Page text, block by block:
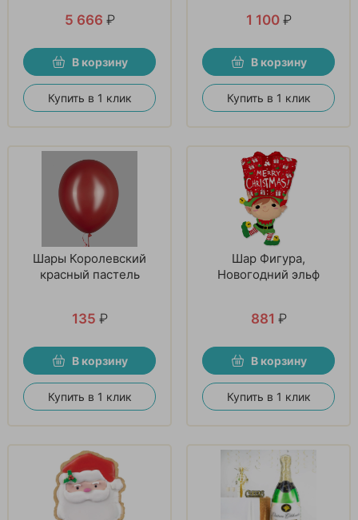
5 666 ₽
В корзину
Купить в 1 клик
1 100 ₽
В корзину
Купить в 1 клик
Шары Королевский
красный пастель
135 ₽
В корзину
Купить в 1 клик
Шар Фигура,
Новогодний эльф
881 ₽
В корзину
Купить в 1 клик